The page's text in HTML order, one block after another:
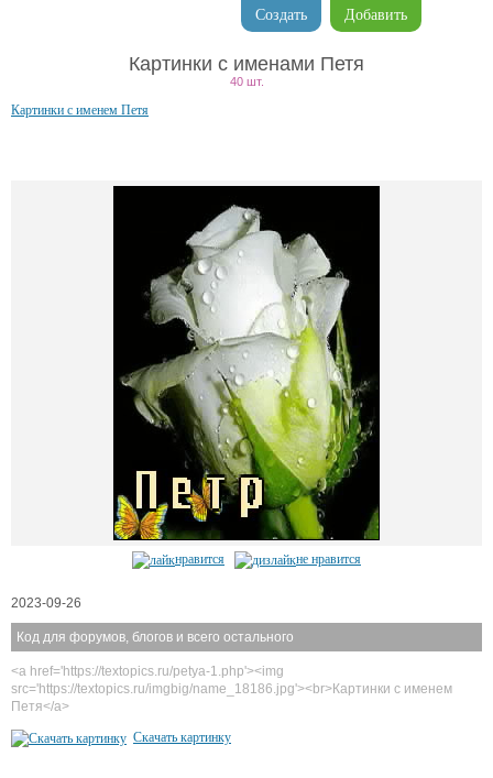
Добавить
Создать
Картинки с именами Петя
40 шт.
Картинки с именем Петя
нравится не нравится
2023-09-26
Код для форумов, блогов и всего остального
<a href='https://textopics.ru/petya-1.php'><img
src='https://textopics.ru/imgbig/name_18186.jpg'><br>Картинки с именем
Петя</a>
Скачать картинку